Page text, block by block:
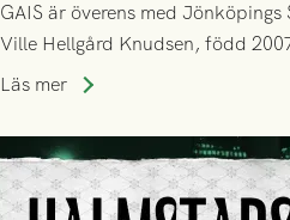
GAIS är överens med
Ville Hellgård Knudsen, född
Läs mer